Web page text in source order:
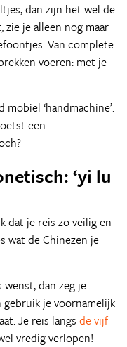
dan zijn het wel de
je alleen nog maar
Van complete
voeren: met je
‘handmachine’.
een
‘yi lu
dat je reis zo veilig en
wat de Chinezen je
dan zeg je
gebruik je voornamelijk
Je reis langs de vijf
vredig verlopen!